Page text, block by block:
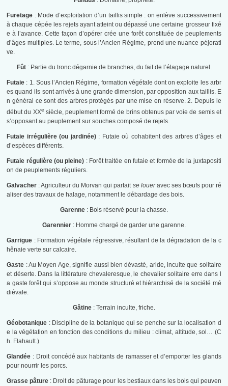
Furetage : Mode d’exploitation d’un taillis simple : on enlève successivement
à chaque cépée les rejets ayant atteint ou dépassé une certaine grosseur fixé
e à l’avance. Cette façon d’opérer crée une forêt constituée de peuplements
d’âges multiples. Le terme, sous l’Ancien Régime, prend une nuance péjorati
ve.
Fût: Partie du tronc dégarnie de branches, du fait de l’élagage naturel.
Futaie : 1. Sous l’Ancien Régime, formation végétale dont on exploite les arbr
es quand ils sont arrivés à une grande dimension, par opposition aux taillis. E
n général ce sont des arbres protégés par une mise en réserve. 2. Depuis le
début du XXe siècle, peuplement formé de brins obtenus par voie de semis et
s’opposant au peuplement sur souches composé de rejets.
Futaie irrégulière (ou jardinée): Futaie où cohabitent des arbres d’âges et
d’espèces différents.
Futaie régulière (ou pleine) : Forêt traitée en futaie et formée de la juxtapositi
on de peuplements réguliers.
Galvacher : Agriculteur du Morvan qui partait se loueravec ses bœufs pour ré
aliser des travaux de halage, notamment le débardage des bois.
Garenne : Bois réservé pour la chasse.
Garennier : Homme chargé de garder une garenne.
Garrigue : Formation végétale régressive, résultant de la dégradation de la c
hênaie verte sur calcaire.
Gaste : Au Moyen Age, signifie aussi bien dévasté, aride, inculte que solitaire
et déserte. Dans la littérature chevaleresque, le chevalier solitaire erre dans l
a gaste forêt qui s’oppose au monde structuré et hiérarchisé de la société mé
diévale.
Gâtine : Terrain inculte, friche.
Géobotanique : Discipline de la botanique qui se penche sur la localisation d
e la végétation en fonction des conditions du milieu : climat, altitude, sol… (C
h. Flahault.)
Glandée : Droit concédé aux habitants de ramasser et d’emporter les glands
pour nourrir les porcs.
Grasse pâture : Droit de pâturage pour les bestiaux dans les bois qui peuven